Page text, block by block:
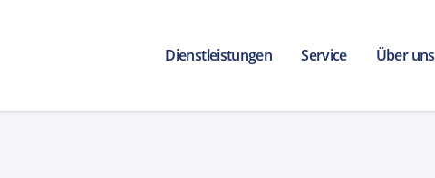
Dienstleistungen Service Über uns